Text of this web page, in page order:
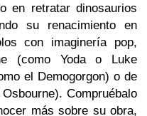
en retratar dinosaurios
su renacimiento en
con imaginería pop,
(como Yoda o Luke
el Demogorgon) o de
Compruébalo
más sobre su obra,